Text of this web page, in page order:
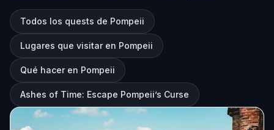
Todos los quests de Pompeii
Lugares que visitar en Pompeii
Qué hacer en Pompeii
Ashes of Time: Escape Pompeii’s Curse